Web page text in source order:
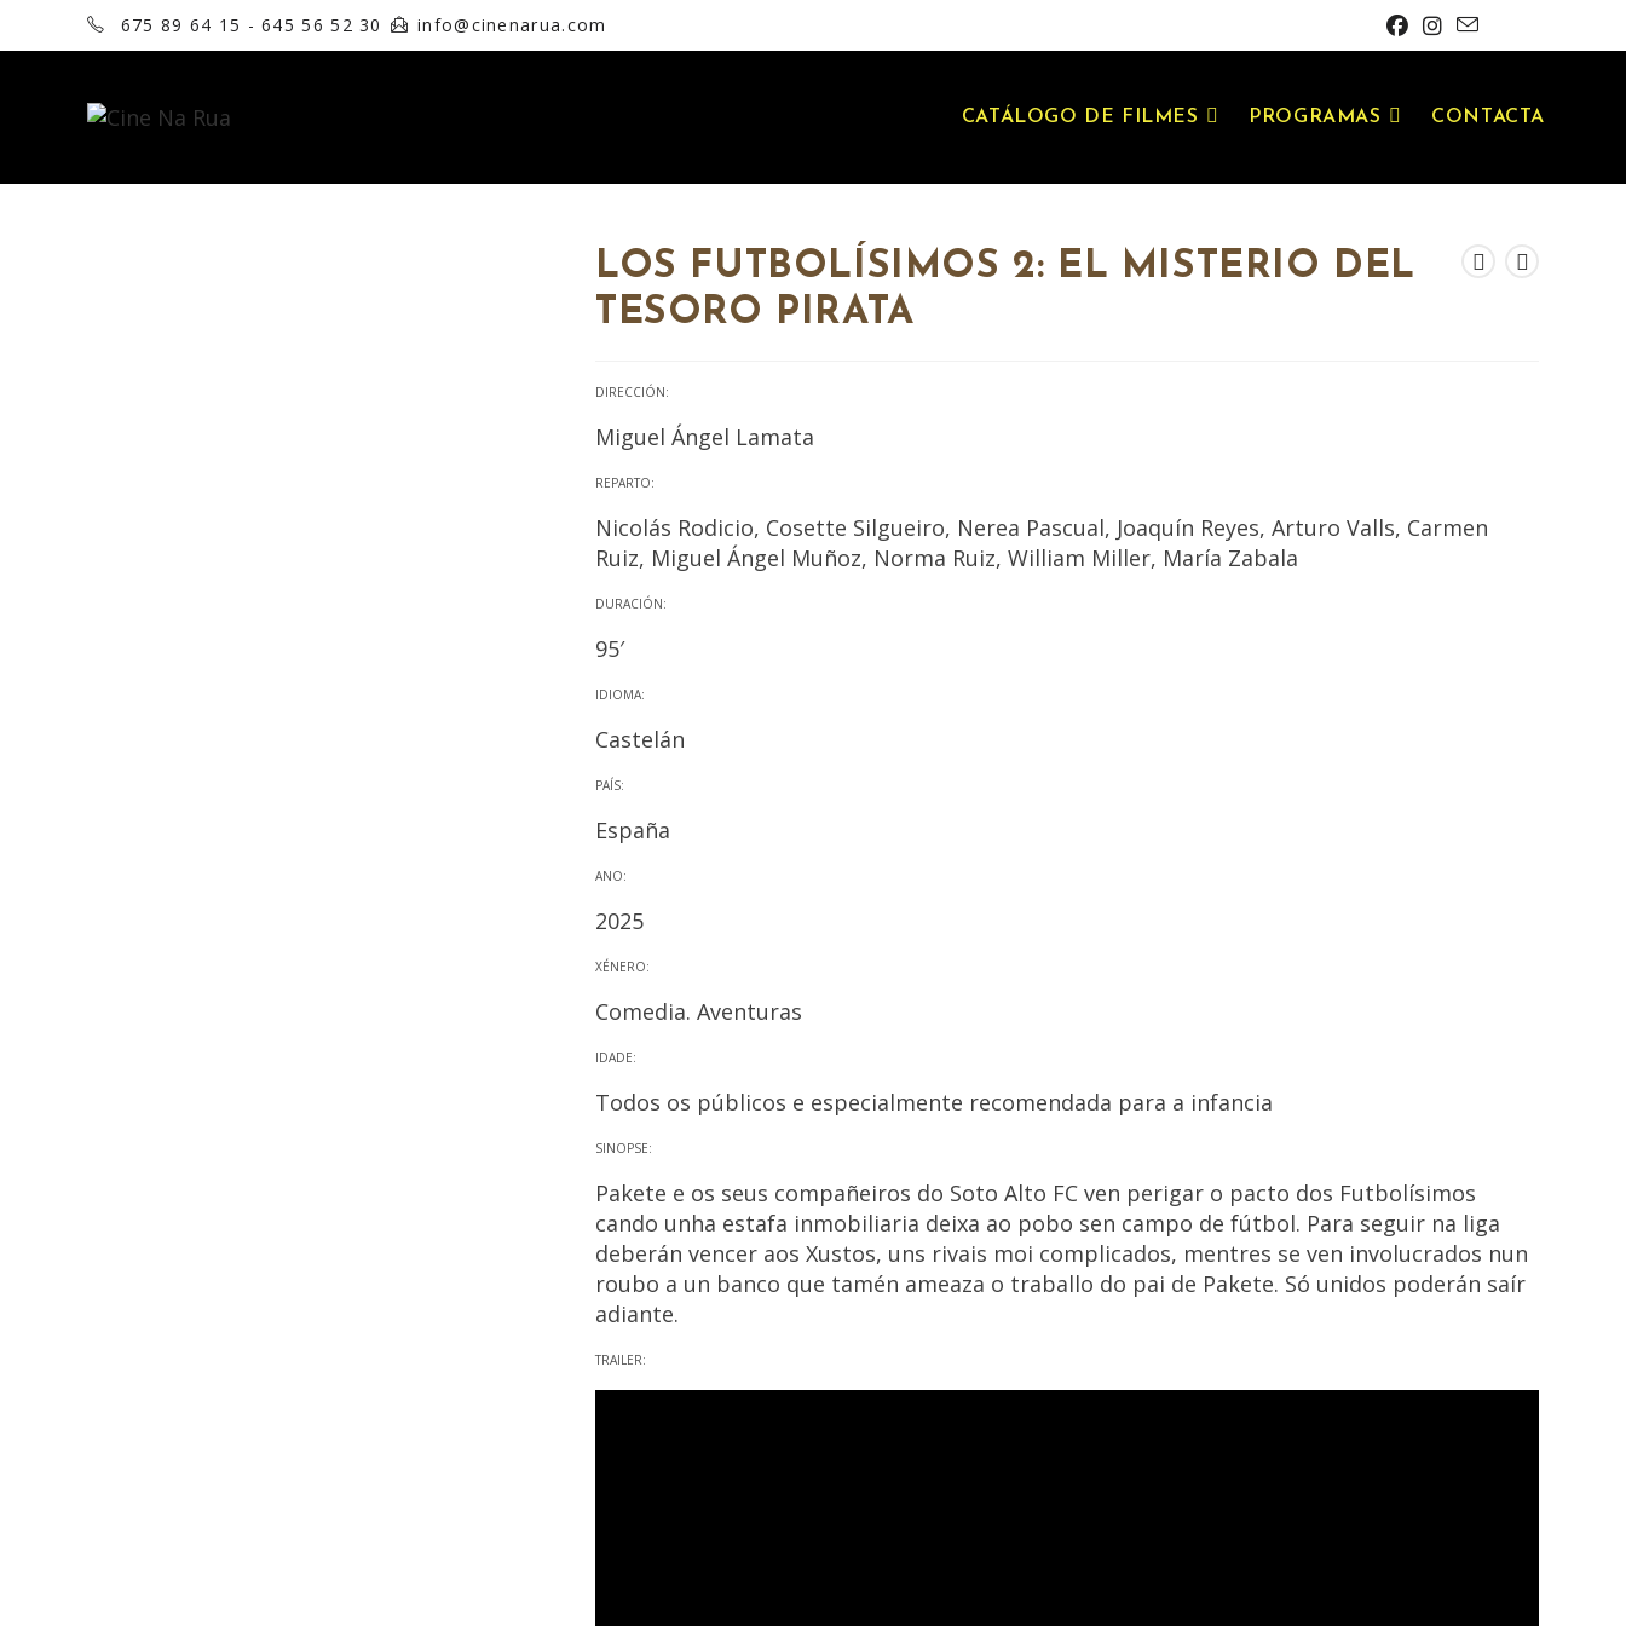
675 89 64 15 - 645 56 52 30 info@cinenarua.com
CATÁLOGO DE FILMES PROGRAMAS CONTACTA
LOS FUTBOLÍSIMOS 2: EL MISTERIO DEL
TESORO PIRATA
DIRECCIÓN:
Miguel Ángel Lamata
REPARTO:
Nicolás Rodicio, Cosette Silgueiro, Nerea Pascual, Joaquín Reyes, Arturo Valls, Carmen
Ruiz, Miguel Ángel Muñoz, Norma Ruiz, William Miller, María Zabala
DURACIÓN:
95′
IDIOMA:
Castelán
PAÍS:
España
ANO:
2025
XÉNERO:
Comedia. Aventuras
IDADE:
Todos os públicos e especialmente recomendada para a infancia
SINOPSE:
Pakete e os seus compañeiros do Soto Alto FC ven perigar o pacto dos Futbolísimos
cando unha estafa inmobiliaria deixa ao pobo sen campo de fútbol. Para seguir na liga
deberán vencer aos Xustos, uns rivais moi complicados, mentres se ven involucrados nun
roubo a un banco que tamén ameaza o traballo do pai de Pakete. Só unidos poderán saír
adiante.
TRAILER: